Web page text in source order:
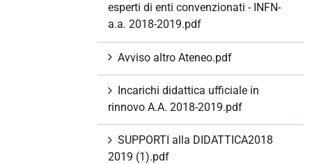
esperti di enti convenzionati - INFN-
a.a. 2018-2019.pdf
Avviso altro Ateneo.pdf
Incarichi didattica ufficiale in
rinnovo A.A. 2018-2019.pdf
SUPPORTI alla DIDATTICA2018
2019 (1).pdf